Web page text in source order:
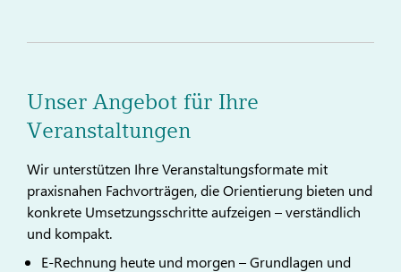
Unser Angebot für Ihre
Veranstaltungen
Wir unterstützen Ihre Veranstaltungsformate mit
praxisnahen Fachvorträgen, die Orientierung bieten und
konkrete Umsetzungsschritte aufzeigen – verständlich
und kompakt.
E-Rechnung heute und morgen – Grundlagen und